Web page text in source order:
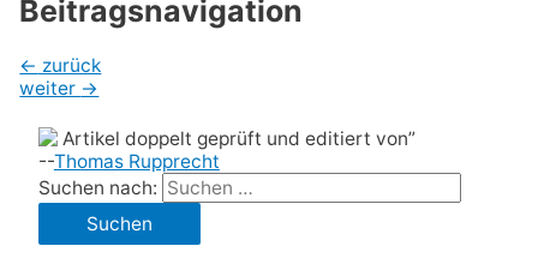
Beitragsnavigation
← zurück
weiter →
Artikel doppelt geprüft und editiert von”
--Thomas Rupprecht
Suchen nach: